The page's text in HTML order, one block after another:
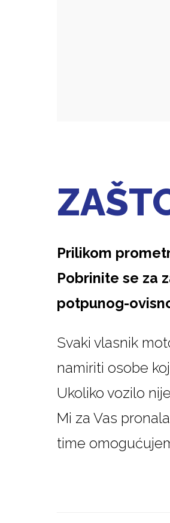
Prilikom
Pobrinite se za
potpunog-
Svaki vlasnik
namiriti osobe
Ukoliko vozilo
Mi za Vas
time